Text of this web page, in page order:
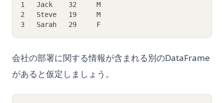
1   Jack    32     M
2   Steve   19     M
3   Sarah   29     F
会社の部署に関する情報が含まれる別のDataFrame
があると仮定しましょう。